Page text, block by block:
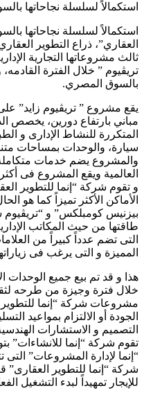
استكمالاً لسلسلة نجاحاتها
استكمالاً لسلسلة نجاحاتها
العقاري”، ذراع التطوير
ثالث مشروعاتها التجارية
تريڤيوم ” خلال الفترة
بالسوق المصري.
مباني بارتفاع دورين، يخصص
سيارة، والوحدات بمساحات
والمشروع يضم خدمات متكاملة
العالمية ويقع المشروع فى
و تقوم شركة “إنما للتطوير
الأماكن الأكثر تميزاً كما هو
بيزنيس كومبلكس” و “تريڤيوم
طاقتها من حيث المكاتب
التى تضم عدداً كبيراً من
المميزة و التى يرغب فى
هذا و قد تم بيع جميع الوحدات
خلال فترة وجيزة من طرحه
مشروعات شركة “إنما
الجودة أو الالتزام بمواعيد
التصميم و الاستشارات
تقوم شركة “إنما للانشاءات”
“إنما لإدارة المشروعات”
شركة “إنما للتطوير العقارى”
للإيجار تمهيداً لبدء التشغيل